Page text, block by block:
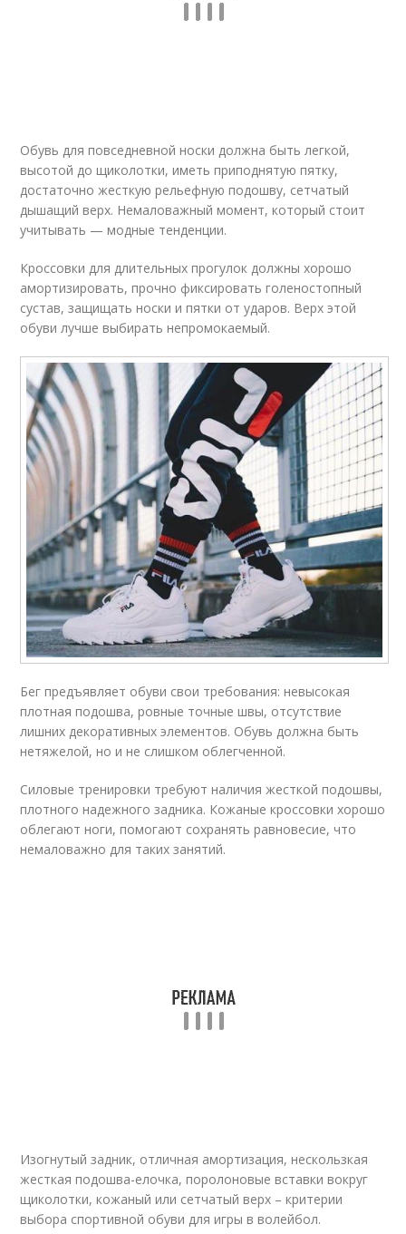
Обувь для повседневной носки должна быть легкой,
высотой до щиколотки, иметь приподнятую пятку,
достаточно жесткую рельефную подошву, сетчатый
дышащий верх. Немаловажный момент, который стоит
учитывать — модные тенденции.
Кроссовки для длительных прогулок должны хорошо
амортизировать, прочно фиксировать голеностопный
сустав, защищать носки и пятки от ударов. Верх этой
обуви лучше выбирать непромокаемый.
Бег предъявляет обуви свои требования: невысокая
плотная подошва, ровные точные швы, отсутствие
лишних декоративных элементов. Обувь должна быть
нетяжелой, но и не слишком облегченной.
Силовые тренировки требуют наличия жесткой подошвы,
плотного надежного задника. Кожаные кроссовки хорошо
облегают ноги, помогают сохранять равновесие, что
немаловажно для таких занятий.
Изогнутый задник, отличная амортизация, нескользкая
жесткая подошва-елочка, поролоновые вставки вокруг
щиколотки, кожаный или сетчатый верх – критерии
выбора спортивной обуви для игры в волейбол.